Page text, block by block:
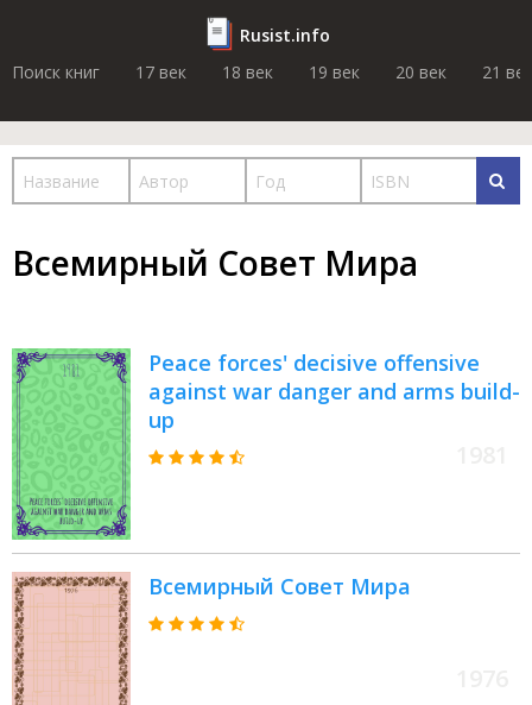
Rusist.info
Поиск книг
17 век 18 век 19 век 20 век 21 век
Всемирный Совет Мира
Peace forces' decisive offensive
against war danger and arms build-
up
Всемирный Совет Мира